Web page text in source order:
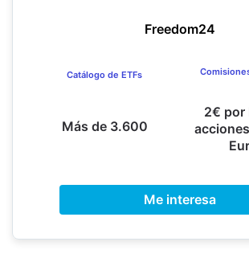
Freedom24
Catálogo de ETFs
Más de 3.600
2€ por
Me interesa